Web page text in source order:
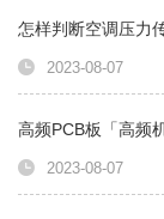
怎样判断空调压力
2023-08-07
高频PCB板「高频
2023-08-07